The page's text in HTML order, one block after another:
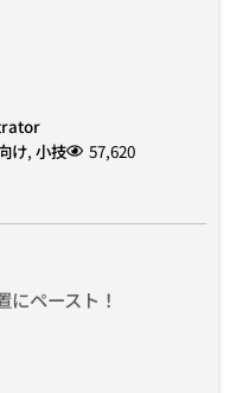
け, 小技 57,620
ペースト！